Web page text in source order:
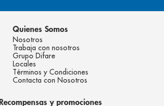
Quienes Somos
Nosotros
Trabaja con nosotros
Grupo Difare
Locales
Términos y Condiciones
Contacta con Nosotros
Recompensas y promociones